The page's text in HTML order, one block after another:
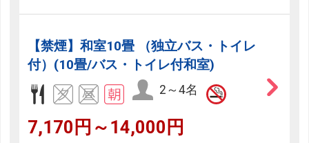
【禁煙】和室10畳 （独立バス・トイレ
付）(10畳/バス・トイレ付和室)
2～4名
7,170円～14,000円